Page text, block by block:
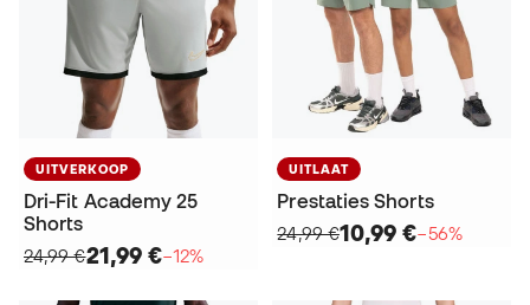
UITVERKOOP
Dri-Fit Academy 25
Shorts
24,99 €21,99 €−12%
UITLAAT
Prestaties Shorts
24,99 €10,99 €−56%